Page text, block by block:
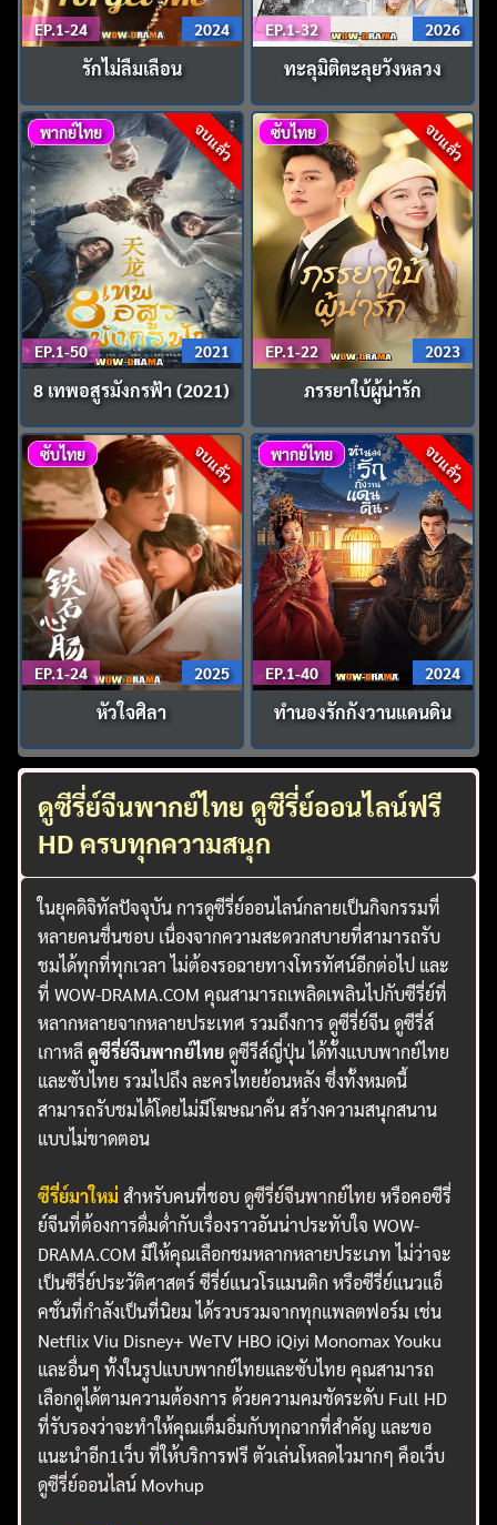
EP.1-24 2024
รักไม่ลืมเลือน
EP.1-32 2026
ทะลุมิติตะลุยวังหลวง
จบแล้ว
พากย์ไทย
EP.1-50 2021
8 เทพอสูรมังกรฟ้า (2021)
จบแล้ว
ซับไทย
EP.1-22 2023
ภรรยาใบ้ผู้น่ารัก
จบแล้ว
ซับไทย
EP.1-24 2025
หัวใจศิลา
จบแล้ว
พากย์ไทย
EP.1-40 2024
ทำนองรักกังวานแดนดิน
ดูซีรี่ย์จีนพากย์ไทย ดูซีรี่ย์ออนไลน์ฟรี
HD ครบทุกความสนุก
ในยุคดิจิทัลปัจจุบัน การดูซีรี่ย์ออนไลน์กลายเป็นกิจกรรมที่
หลายคนชื่นชอบ เนื่องจากความสะดวกสบายที่สามารถรับ
ชมได้ทุกที่ทุกเวลา ไม่ต้องรอฉายทางโทรทัศน์อีกต่อไป และ
ที่ WOW-DRAMA.COM คุณสามารถเพลิดเพลินไปกับซีรี่ย์ที่
หลากหลายจากหลายประเทศ รวมถึงการ ดูซีรี่ย์จีน ดูซีรี่ส์
เกาหลีดูซีรี่ย์จีนพากย์ไทยดูซีรีส์ญี่ปุ่น ได้ทั้งแบบพากย์ไทย
และซับไทย รวมไปถึง ละครไทยย้อนหลัง ซึ่งทั้งหมดนี้
สามารถรับชมได้โดยไม่มีโฆษณาคั่น สร้างความสนุกสนาน
แบบไม่ขาดตอน
ซีรี่ย์มาใหม่ สำหรับคนที่ชอบดูซีรี่ย์จีนพากย์ไทย หรือคอซีรี่
ย์จีนที่ต้องการดื่มด่ำกับเรื่องราวอันน่าประทับใจ WOW-
DRAMA.COM มีให้คุณเลือกชมหลากหลายประเภท ไม่ว่าจะ
เป็นซีรี่ย์ประวัติศาสตร์ ซีรี่ย์แนวโรแมนติก หรือซีรี่ย์แนวแอ็
คชั่นที่กำลังเป็นที่นิยม ได้รวบรวมจากทุกแพลตฟอร์ม เช่น
Netflix Viu Disney+ WeTV HBO iQiyi Monomax Youku
และอื่นๆ ทั้งในรูปแบบพากย์ไทยและซับไทย คุณสามารถ
เลือกดูได้ตามความต้องการ ด้วยความคมชัดระดับ Full HD
ที่รับรองว่าจะทำให้คุณเต็มอิ่มกับทุกฉากที่สำคัญ และขอ
แนะนำอีก1เว็บ ที่ให้บริการฟรี ตัวเล่นโหลดไวมากๆ คือเว็บ
ดูซีรี่ย์ออนไลน์ Movhup